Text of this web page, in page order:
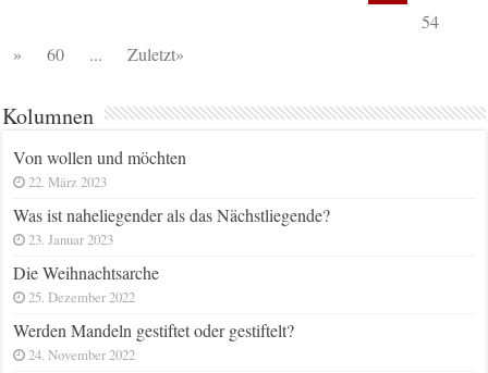
54
»
60 ... Zuletzt»
Kolumnen
Von wollen und möchten
22. März 2023
Was ist naheliegender als das Nächstliegende?
23. Januar 2023
Die Weihnachtsarche
25. Dezember 2022
Werden Mandeln gestiftet oder gestiftelt?
24. November 2022